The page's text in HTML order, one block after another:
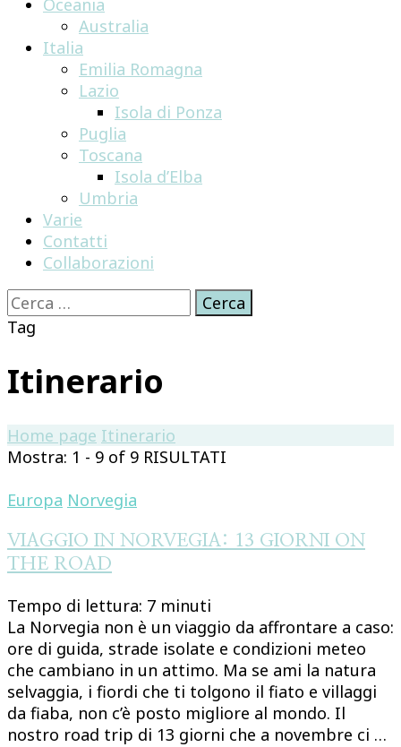
Oceania
Australia
Italia
Emilia Romagna
Lazio
Isola di Ponza
Puglia
Toscana
Isola d’Elba
Umbria
Varie
Contatti
Collaborazioni
Ricerca
per:
Tag
Itinerario
Home page Itinerario
Mostra: 1 - 9 of 9 RISULTATI
Europa Norvegia
VIAGGIO IN NORVEGIA: 13 GIORNI ON
THE ROAD
Tempo di lettura: 7 minuti
La Norvegia non è un viaggio da affrontare a caso:
ore di guida, strade isolate e condizioni meteo
che cambiano in un attimo. Ma se ami la natura
selvaggia, i fiordi che ti tolgono il fiato e villaggi
da fiaba, non c’è posto migliore al mondo. Il
nostro road trip di 13 giorni che a novembre ci …